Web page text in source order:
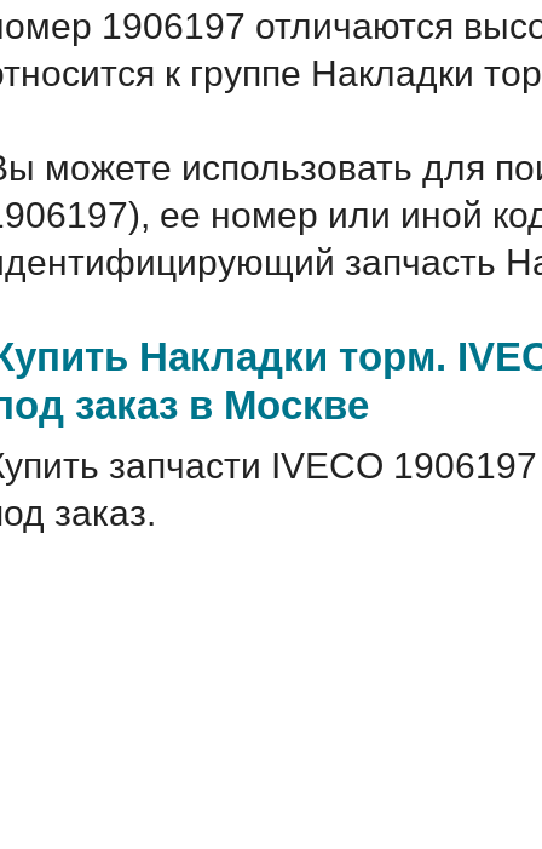
1906197 отличаются
к группе Накладки
можете использовать для
ее номер или иной
запчасть
Накладки торм.
заказ в Москве
запчасти IVECO
заказ.